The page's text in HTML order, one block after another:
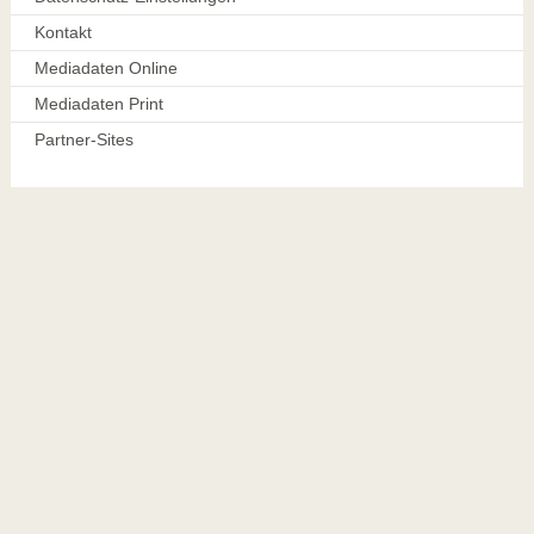
Kontakt
Mediadaten Online
Mediadaten Print
Partner-Sites